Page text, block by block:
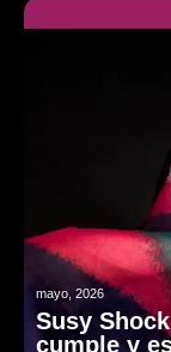
mayo, 2026
Susy
cumple y